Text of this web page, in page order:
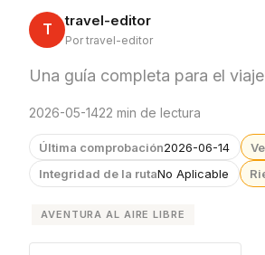
T travel-editor
Por travel-editor
Una guía completa para el
2026-05-1422 min de lectura
Última comprobación2026-06-14
Integridad de la rutaNo Aplicable
AVENTURA AL AIRE LIBRE